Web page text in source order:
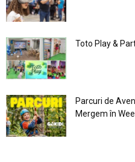
Toto Play &
Parcuri de
Mergem în